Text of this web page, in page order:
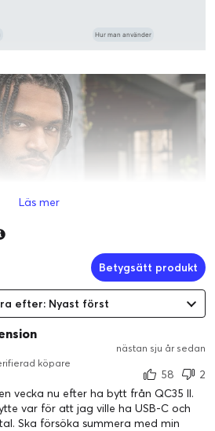
Hur man använder
BRUSREDUCERING I
RÖSTUPPTAGNING
Läs mer
Betygsätt produkt
efter: Nyast först
nästan sju år sedan
köpare
58
2
vecka nu efter ha bytt från QC35 ll.
var för att jag ville ha USB-C och
Ska försöka summera med min